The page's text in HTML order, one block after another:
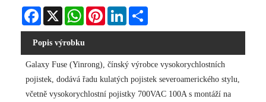
Facebook
X WhatsAppPinterestLinkedIn
Popis výrobku
Galaxy Fuse (Yinrong), čínský výrobce vysokorychlostních
pojistek, dodává řadu kulatých pojistek severoamerického stylu,
včetně vysokorychlostní pojistky 700VAC 100A s montáží na